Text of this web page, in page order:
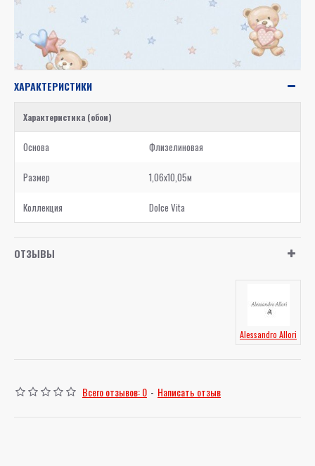
ХАРАКТЕРИСТИКИ
Характеристика (обои)
Основа Флизелиновая
Размер 1,06x10,05м
Коллекция Dolce Vita
ОТЗЫВЫ
Alessandro Allori
Всего отзывов: 0 - Написать отзыв